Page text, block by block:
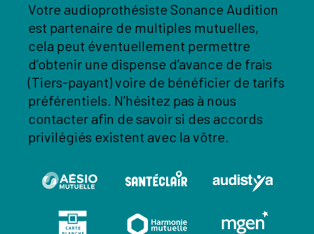
Votre audioprothésiste Sonance Audition
est partenaire de multiples mutuelles,
cela peut éventuellement permettre
d’obtenir une dispense d’avance de frais
(Tiers-payant) voire de bénéficier de tarifs
préférentiels. N’hésitez pas à nous
contacter afin de savoir si des accords
privilégiés existent avec la vôtre.